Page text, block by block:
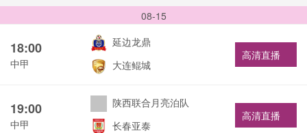
08-15
18:00
中甲
延边龙鼎
大连鲲城
高清直播
19:00
中甲
陕西联合月亮泊队
长春亚泰
高清直播